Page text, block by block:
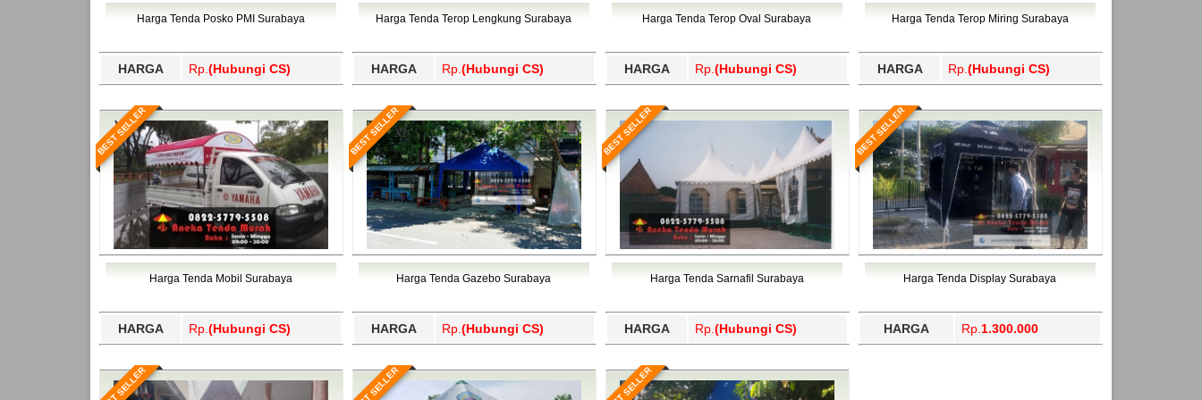
Bawang Barat, Tulangbawang, Tulungagung, Wajo, Wakatobi, Waropen, Way Kanan, Wonogiri, Wonosobo, Yahukimo, Yalimo, Yogyakarta.
Harga Tenda Posko PMI Surabaya
HARGA Rp. (Hubungi CS)
Harga Tenda Terop Lengkung Surabaya
HARGA Rp. (Hubungi CS)
Harga Tenda Terop Oval Surabaya
HARGA Rp. (Hubungi CS)
Harga Tenda Terop Miring Surabaya
HARGA Rp. (Hubungi CS)
BEST SELLER
Harga Tenda Mobil Surabaya
HARGA Rp. (Hubungi CS)
BEST SELLER
Harga Tenda Gazebo Surabaya
HARGA Rp. (Hubungi CS)
BEST SELLER
Harga Tenda Sarnafil Surabaya
HARGA Rp. (Hubungi CS)
BEST SELLER
Harga Tenda Display Surabaya
HARGA Rp. 1.300.000